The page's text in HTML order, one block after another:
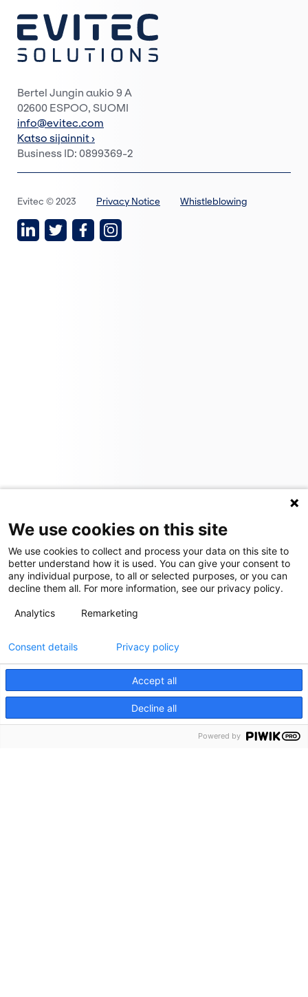
Bertel Jungin aukio 9 A
02600 ESPOO, SUOMI
info@evitec.com
Katso sijainnit ›
Business ID: 0899369-2
Evitec © 2023 Privacy Notice Whistleblowing
We use cookies on this site
We use cookies to collect and process your data on this site to
better understand how it is used. You can give your consent to
any individual purpose, to all or selected purposes, or you can
decline them all. For more information, see our privacy policy.
Analytics Remarketing
Accept all
Decline all
Consent details Privacy policy
Powered by